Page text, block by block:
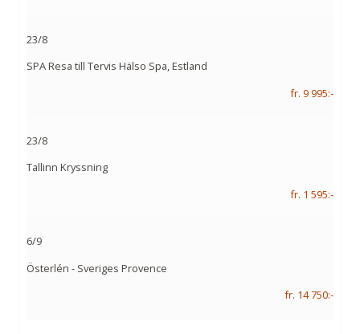
23/8
SPA Resa till Tervis Hälso Spa, Estland
fr. 9 995:-
23/8
Tallinn Kryssning
fr. 1 595:-
6/9
Österlén - Sveriges Provence
fr. 14 750:-